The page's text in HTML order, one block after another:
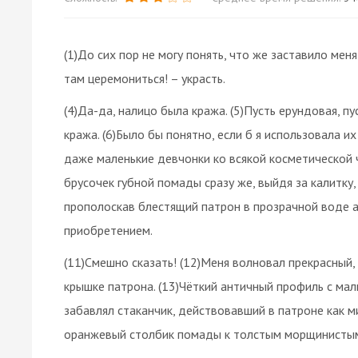
(1)До сих пор не могу понять, что же заставило
там церемониться! – украсть.
(4)Да-да, налицо была кража. (5)Пусть ерундовая,
кража. (6)Было бы понятно, если б я использовала
даже маленькие девчонки ко всякой косметической
брусочек губной помады сразу же, выйдя зa
прополоскав блестящий патрон в прозрачной
приобретением.
(11)Смешно сказать! (12)Меня волновал
крышке патрона. (13)Чёткий античный профиль с
забавлял стаканчик, действовавший в патроне как
оранжевый столбик помады к толстым